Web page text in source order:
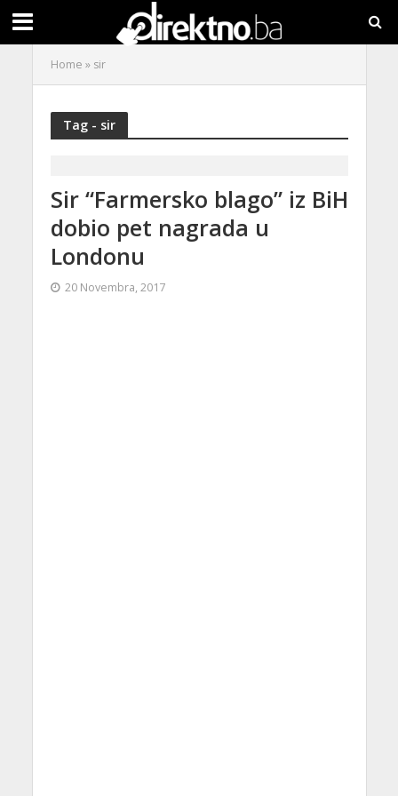
Home » sir
Tag - sir
Sir “Farmersko blago” iz BiH
dobio pet nagrada u
Londonu
20 Novembra, 2017